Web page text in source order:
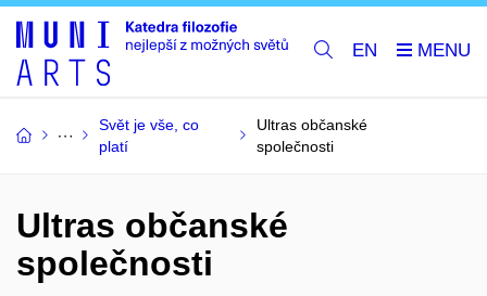
EN
Svět je vše, co
platí
Ultras občanské
společnosti
Ultras občanské
společnosti